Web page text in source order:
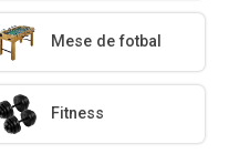
Mese de fotbal
Fitness